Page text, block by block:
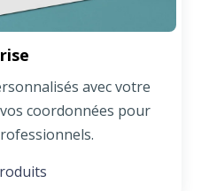
avec votre
coordonnées pour